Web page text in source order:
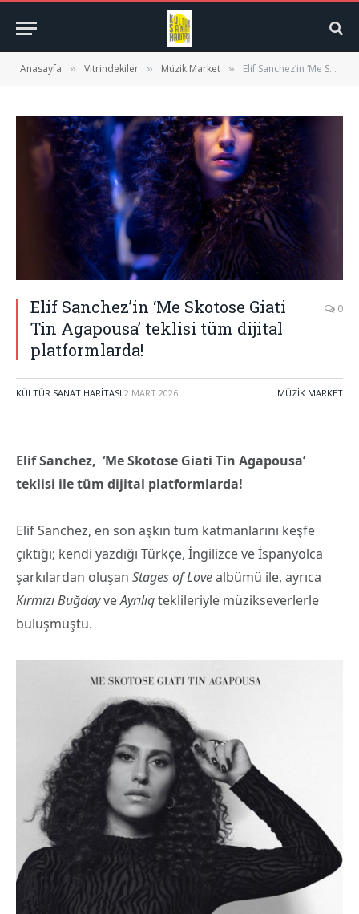
Anasayfa » Vitrindekiler » Müzik Market » Elif Sanchez’in ‘Me Skotose Giati Tin Agapousa’ teklisi tüm dijital platformlarda!
Elif Sanchez’in ‘Me Skotose Giati
Tin Agapousa’ teklisi tüm dijital
platformlarda!
0
KÜLTÜR SANAT HARITASI 2 MART 2026 MÜZIK MARKET
Elif Sanchez, ‘Me Skotose Giati Tin Agapousa’
teklisi ile tüm dijital platformlarda!
Elif Sanchez, en son aşkın tüm katmanlarını keşfe
çıktığı; kendi yazdığı Türkçe, İngilizce ve İspanyolca
şarkılardan oluşan Stages of Lovealbümü ile, ayrıca
Kırmızı BuğdayveAyrılıqteklileriyle müzikseverlerle
buluşmuştu.